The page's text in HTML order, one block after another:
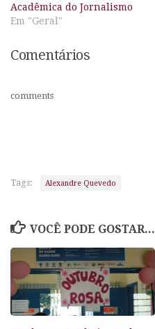
Acadêmica do Jornalismo
Em "Geral"
Comentários
comments
Tags: Alexandre Quevedo
VOCÊ PODE GOSTAR...